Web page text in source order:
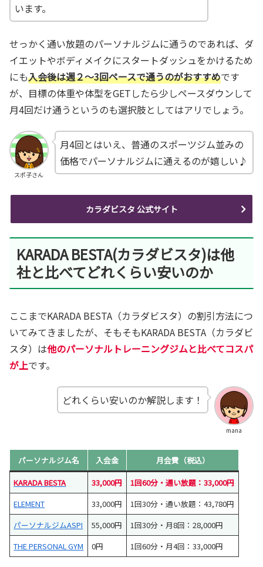
います。
せっかく通い放題のパーソナルジムに通うのであれば、ダ
イエットやボディメイクにスタートダッシュをかけるため
にも入会後は週２～3回ペースで通うのがおすすめです
が、目標の体重や体型をGETしたら少しペースダウンして
月4回だけ通うというのも選択肢としてはアリでしょう。
スポ子さん
月4回とはいえ、普通のスポーツジム並みの
価格でパーソナルジムに通えるのが嬉しい♪
カラダビスタ 公式サイト
KARADA BESTA(カラダビスタ)は他
社と比べてどれくらい安いのか
ここまでKARADA BESTA（カラダビスタ）の割引方法につ
いてみてきましたが、そもそもKARADA BESTA（カラダビ
スタ）は他のパーソナルトレーニングジムと比べてコスパ
が上です。
mana
どれくらい安いのか解説します！
パーソナルジム名 入会金
月会費（税込）
KARADA BESTA
33,000円
1回60分・通い放題：33,000円
ELEMENT
33,000円
1回30分・通い放題：43,780円
パーソナルジムASPI
55,000円
1回30分・月8回：28,000円
THE PERSONAL GYM
0円 1回60分・月4回：33,000円